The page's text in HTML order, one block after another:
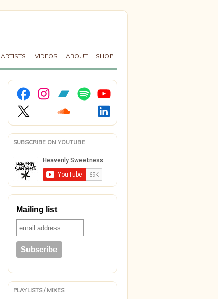
ARTISTS VIDEOS ABOUT SHOP
YouTube
X
SUBSCRIBE ON YOUTUBE
Mailing list
PLAYLISTS / MIXES